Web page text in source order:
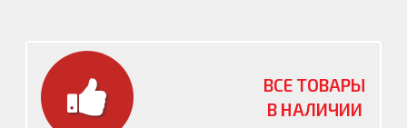
ВСЕ ТОВАРЫ
В НАЛИЧИИ